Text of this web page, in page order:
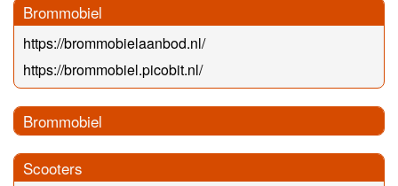
Brommobiel
https://brommobielaanbod.nl/
https://brommobiel.picobit.nl/
Brommobiel
Scooters